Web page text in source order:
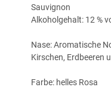
Sauvignon
Alkoholgehalt: 12 %
Nase: Aromatische
Kirschen, Erdbeeren
Farbe: helles Rosa